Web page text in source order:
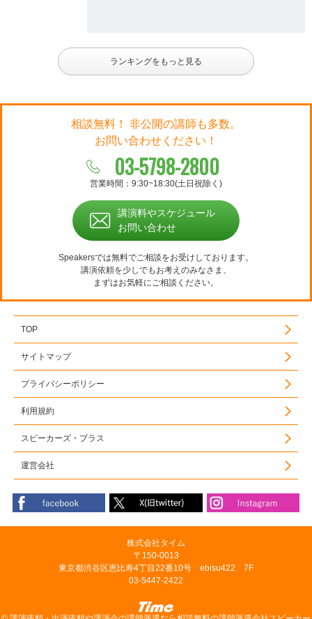
ランキングをもっと見る
相談無料！ 非公開の講師も多数。
お問い合わせください！
03-5798-2800
営業時間：9:30~18:30(土日祝除く)
講演料やスケジュール
お問い合わせ
Speakersでは無料でご相談をお受けしております。
講演依頼を少しでもお考えのみなさま、
まずはお気軽にご相談ください。
TOP
サイトマップ
プライバシーポリシー
利用規約
スピーカーズ・プラス
運営会社
株式会社タイム
〒150-0013
東京都渋谷区恵比寿4丁目22番10号 ebisu422 7F
03-5447-2422